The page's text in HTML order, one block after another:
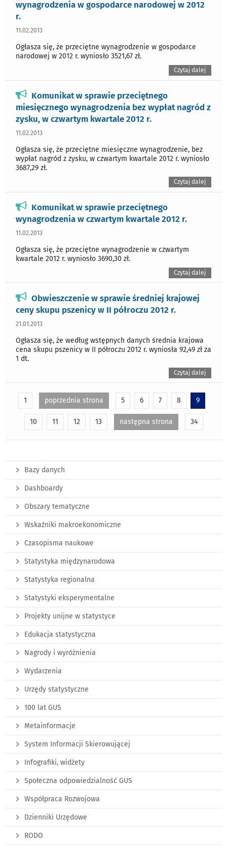
wynagrodzenia w gospodarce narodowej w 2012
r.
11.02.2013
Ogłasza się, że przeciętne wynagrodzenie w gospodarce
narodowej w 2012 r. wyniosło 3521,67 zł.
Czytaj dalej
Komunikat w sprawie przeciętnego
miesięcznego wynagrodzenia bez wypłat nagród z
zysku, w czwartym kwartale 2012 r.
11.02.2013
Ogłasza się, że przeciętne miesięczne wynagrodzenie, bez
wypłat nagród z zysku, w czwartym kwartale 2012 r. wyniosło
3687,29 zł.
Czytaj dalej
Komunikat w sprawie przeciętnego
wynagrodzenia w czwartym kwartale 2012 r.
11.02.2013
Ogłasza się, że przeciętne wynagrodzenie w czwartym
kwartale 2012 r. wyniosło 3690,30 zł.
Czytaj dalej
Obwieszczenie w sprawie średniej krajowej
ceny skupu pszenicy w II półroczu 2012 r.
21.01.2013
Ogłasza się, że według wstępnych danych średnia krajowa
cena skupu pszenicy w II półroczu 2012 r. wyniosła 92,49 zł za
1 dt.
Czytaj dalej
1 poprzednia strona 5 6 7 8 9
10 11 12 13 następna strona 34
Bazy danych
Dashboardy
Obszary tematyczne
Wskaźniki makroekonomiczne
Czasopisma naukowe
Statystyka międzynarodowa
Statystyka regionalna
Statystyki eksperymentalne
Projekty unijne w statystyce
Edukacja statystyczna
Nagrody i wyróżnienia
Wydarzenia
Urzędy statystyczne
100 lat GUS
Metainformacje
System Informacji Skierowującej
Infografiki, widżety
Społeczna odpowiedzialność GUS
Współpraca Rozwojowa
Dzienniki Urzędowe
RODO